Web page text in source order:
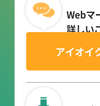
Webマ
詳しい
アイオイ